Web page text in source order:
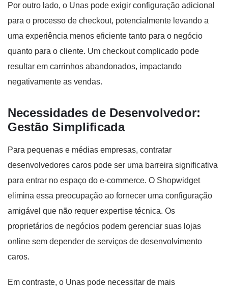
Por outro lado, o Unas pode exigir configuração adicional
para o processo de checkout, potencialmente levando a
uma experiência menos eficiente tanto para o negócio
quanto para o cliente. Um checkout complicado pode
resultar em carrinhos abandonados, impactando
negativamente as vendas.
Necessidades de Desenvolvedor:
Gestão Simplificada
Para pequenas e médias empresas, contratar
desenvolvedores caros pode ser uma barreira significativa
para entrar no espaço do e-commerce. O Shopwidget
elimina essa preocupação ao fornecer uma configuração
amigável que não requer expertise técnica. Os
proprietários de negócios podem gerenciar suas lojas
online sem depender de serviços de desenvolvimento
caros.
Em contraste, o Unas pode necessitar de mais